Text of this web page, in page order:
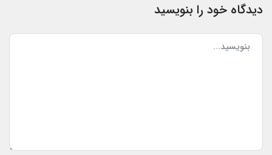
دیدگاه خود را بنویسید